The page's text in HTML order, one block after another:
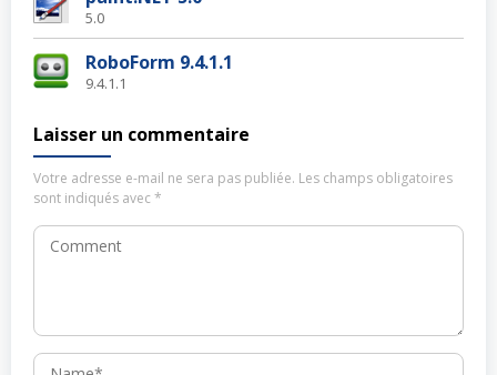
5.0
RoboForm 9.4.1.1
9.4.1.1
Laisser un commentaire
Votre adresse e-mail ne sera pas publiée. Les champs obligatoires
sont indiqués avec*